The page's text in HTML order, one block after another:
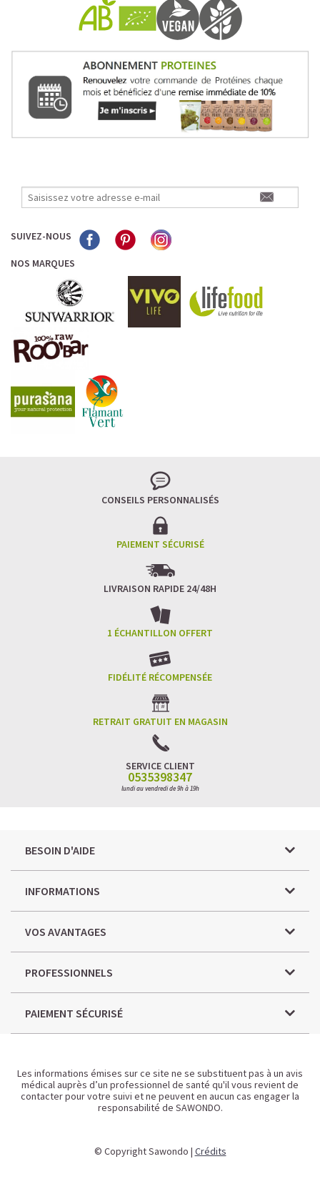
SUIVEZ-NOUS
NOS MARQUES
CONSEILS PERSONNALISÉS
PAIEMENT SÉCURISÉ
LIVRAISON RAPIDE 24/48H
1 ÉCHANTILLON OFFERT
FIDÉLITÉ RÉCOMPENSÉE
RETRAIT GRATUIT EN MAGASIN
SERVICE CLIENT
0535398347
lundi au vendredi de 9h à 19h
BESOIN D'AIDE
INFORMATIONS
VOS AVANTAGES
PROFESSIONNELS
PAIEMENT SÉCURISÉ
Les informations émises sur ce site ne se substituent pas à un avis
médical auprès d’un professionnel de santé qu'il vous revient de
contacter pour votre suivi et ne peuvent en aucun cas engager la
responsabilité de SAWONDO.
© Copyright Sawondo | Crédits